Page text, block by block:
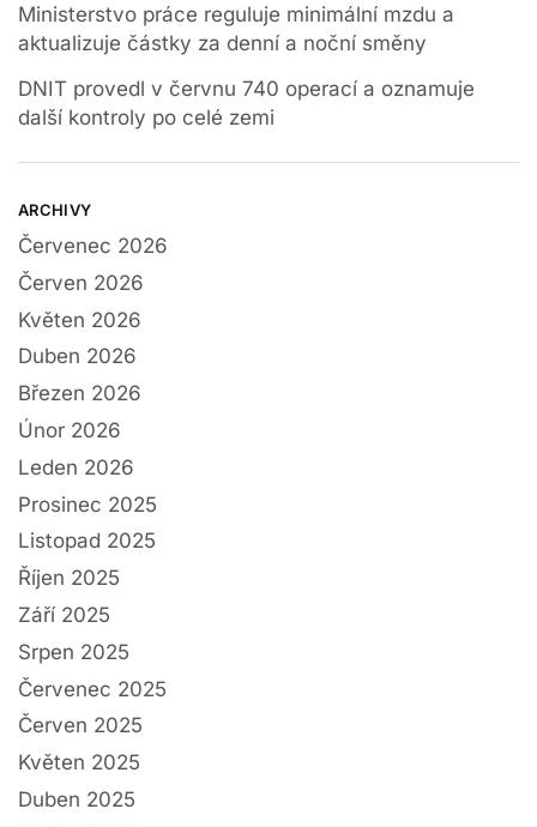
Ministerstvo práce reguluje minimální mzdu a
aktualizuje částky za denní a noční směny
DNIT provedl v červnu 740 operací a oznamuje
další kontroly po celé zemi
ARCHIVY
Červenec 2026
Červen 2026
Květen 2026
Duben 2026
Březen 2026
Únor 2026
Leden 2026
Prosinec 2025
Listopad 2025
Říjen 2025
Září 2025
Srpen 2025
Červenec 2025
Červen 2025
Květen 2025
Duben 2025